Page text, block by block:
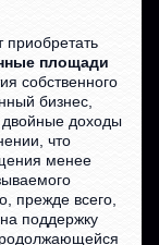
площади
собственного
бизнес,
двойные доходы
что
менее
прежде всего,
поддержку